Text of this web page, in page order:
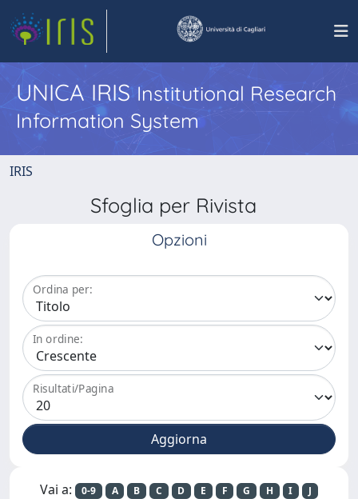
UNICA IRISInstitutional Research
Information System
IRIS
Sfoglia per Rivista
Opzioni
Ordina per:
In ordine:
Risultati/Pagina
Vai a: 0-9 A B C D E F G H I
J